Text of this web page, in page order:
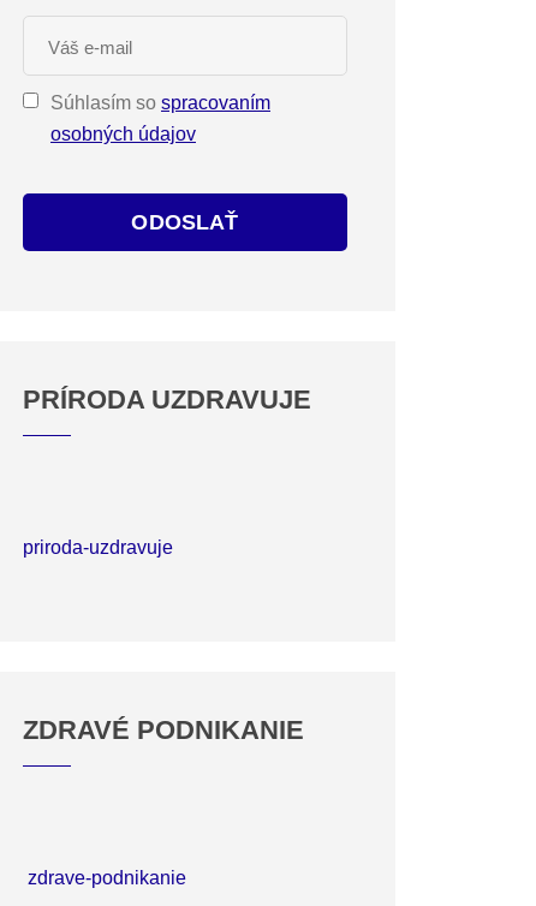
Súhlasím so spracovaním
osobných údajov
ODOSLAŤ
PRÍRODA UZDRAVUJE
priroda-uzdravuje
ZDRAVÉ PODNIKANIE
zdrave-podnikanie